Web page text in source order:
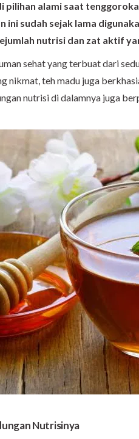
pilihan alami saat
ini sudah sejak lama
nutrisi dan zat aktif
sehat yang terbuat dari
nikmat, teh madu juga
nutrisi di dalamnya juga
Nutrisinya